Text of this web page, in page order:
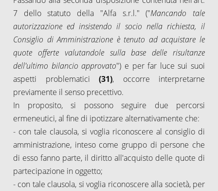
7 dello statuto della "Alfa s.r.l." ("Mancando tale
autorizzazione ed insistendo il socio nella richiesta, il
Consiglio di Amministrazione è tenuto ad acquistare le
quote offerte valutandole sulla base delle risultanze
dell'ultimo bilancio approvato") e per far luce sui suoi
aspetti problematici (31), occorre interpretarne
previamente il senso precettivo.
In proposito, si possono seguire due percorsi
ermeneutici, al fine di ipotizzare alternativamente che:
- con tale clausola, si voglia riconoscere al consiglio di
amministrazione, inteso come gruppo di persone che
di esso fanno parte, il diritto all'acquisto delle quote di
partecipazione in oggetto;
- con tale clausola, si voglia riconoscere alla società, per